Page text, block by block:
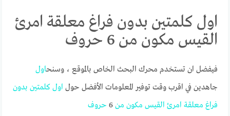
اول كلمتين بدون فراغ معلقة امرئ
القيس مكون من 6 حروف
فيفضل ان تستخدم محرك البحث الخاص بالموقع ، وسنحاول
جاهدين في اقرب وقت توفير المعلومات الأفضل حول اول كلمتين بدون
فراغ معلقة امرئ القيس مكون من 6 حروف